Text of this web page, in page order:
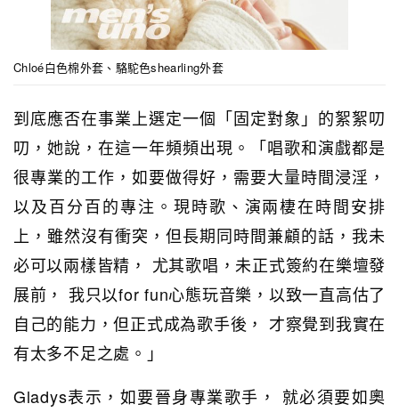
Chloé白色棉外套、駱駝色shearling外套
到底應否在事業上選定一個「固定對象」的絮絮叨
叨，她說，在這一年頻頻出現。「唱歌和演戲都是
很專業的工作，如要做得好，需要大量時間浸淫，
以及百分百的專注。現時歌、演兩棲在時間安排
上，雖然沒有衝突，但長期同時間兼顧的話，我未
必可以兩樣皆精， 尤其歌唱，未正式簽約在樂壇發
展前， 我只以for fun心態玩音樂，以致一直高估了
自己的能力，但正式成為歌手後， 才察覺到我實在
有太多不足之處。」
Gladys表示，如要晉身專業歌手， 就必須要如奧